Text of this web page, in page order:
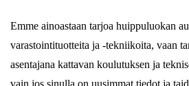
Emme ainoastaan ​​tarjoa huippuluokan
varastointituotteita ja -tekniikoita, vaan
asentajana kattavan koulutuksen ja
vain jos sinulla on uusimmat tiedot ja